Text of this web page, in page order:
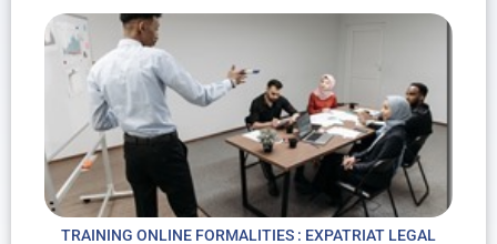
TRAINING ONLINE FORMALITIES : EXPATRIAT LEGAL